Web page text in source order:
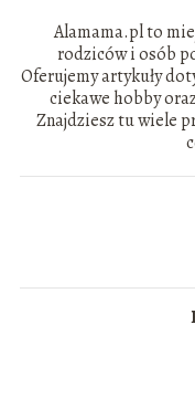
Alamama.pl to
rodziców i osób
Oferujemy artykuły
ciekawe hobby
Znajdziesz tu wiele